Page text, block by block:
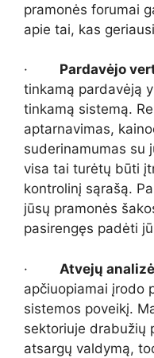
pramonės forumai
apie tai, kas
· Pardavėjo
tinkamą pardavėją
tinkamą sistemą.
aptarnavimas,
suderinamumas su
visa tai turėtų būti
kontrolinį sąrašą.
jūsų pramonės
pasirengęs padėti
· Atvejų
apčiuopiamai įrodo
sistemos poveikį.
sektoriuje drabužių
atsargų valdymą,